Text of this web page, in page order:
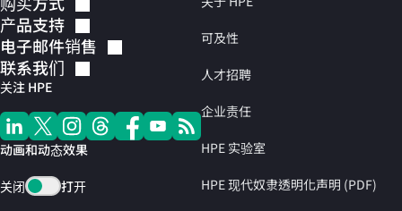
产品支持
电子邮件销售
联系我们
关注 HPE
动画和动态效果
关闭 打开
可及性
人才招聘
企业责任
HPE 实验室
HPE 现代奴隶透明化声明 (PDF)